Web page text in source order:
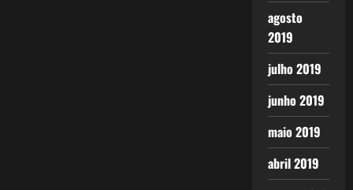
agosto
2019
julho 2019
junho 2019
maio 2019
abril 2019